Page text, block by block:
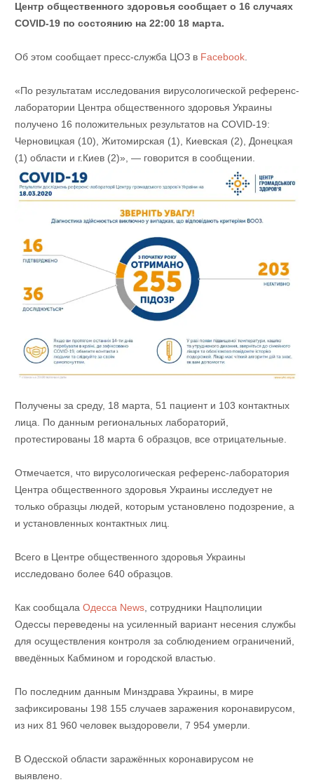
Центр общественного здоровья сообщает о 16 случаях
COVID-19 по состоянию на 22:00 18 марта.
Об этом сообщает пресс-служба ЦОЗ в Facebook.
«По результатам исследования вирусологической референс-
лаборатории Центра общественного здоровья Украины
получено 16 положительных результатов на COVID-19:
Черновицкая (10), Житомирская (1), Киевская (2), Донецкая
(1) области и г.Киев (2)», — говорится в сообщении.
Получены за среду, 18 марта, 51 пациент и 103 контактных
лица. По данным региональных лабораторий,
протестированы 18 марта 6 образцов, все отрицательные.
Отмечается, что вирусологическая референс-лаборатория
Центра общественного здоровья Украины исследует не
только образцы людей, которым установлено подозрение, а
и установленных контактных лиц.
Всего в Центре общественного здоровья Украины
исследовано более 640 образцов.
Как сообщала Одесса News, сотрудники Нацполиции
Одессы переведены на усиленный вариант несения службы
для осуществления контроля за соблюдением ограничений,
введённых Кабмином и городской властью.
По последним данным Минздрава Украины, в мире
зафиксированы 198 155 случаев заражения коронавирусом,
из них 81 960 человек выздоровели, 7 954 умерли.
В Одесской области заражённых коронавирусом не
выявлено.